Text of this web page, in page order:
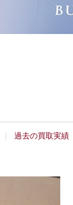
過去の買取実績